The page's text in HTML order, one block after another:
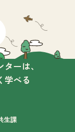
ーは、
学べる
生課